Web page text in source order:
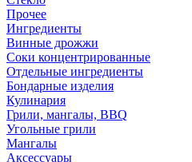
Прочее
Ингредиенты
Винные дрожжи
Соки концентрированные
Отдельные ингредиенты
Бондарные изделия
Кулинария
Грили, мангалы, BBQ
Угольные грили
Мангалы
Аксессуары